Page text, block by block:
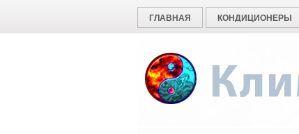
ГЛАВНАЯ КОНДИЦИОНЕРЫ